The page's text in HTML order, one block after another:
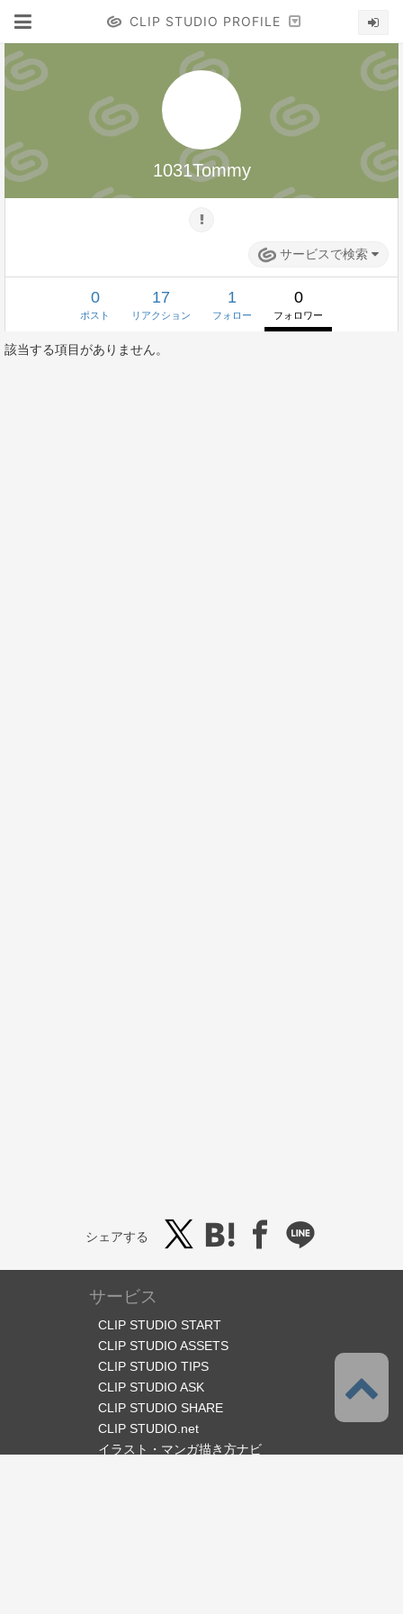
CLIP STUDIO PROFILE
1031Tommy
サービスで検索
0
ポスト
17
リアクション
1
フォロー
0
フォロワー
該当する項目がありません。
シェアする
サービス
CLIP STUDIO START
CLIP STUDIO ASSETS
CLIP STUDIO TIPS
CLIP STUDIO ASK
CLIP STUDIO SHARE
CLIP STUDIO.net
イラスト・マンガ描き方ナビ